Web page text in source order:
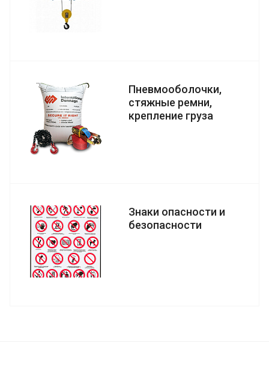
Пневмооболочки,
стяжные ремни,
крепление груза
Знаки опасности и
безопасности